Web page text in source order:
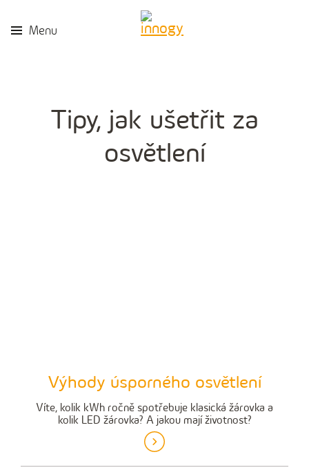
Menu
Tipy, jak ušetřit za
osvětlení
Výhody úsporného osvětlení
Víte, kolik kWh ročně spotřebuje klasická žárovka a
kolik LED žárovka? A jakou mají životnost?